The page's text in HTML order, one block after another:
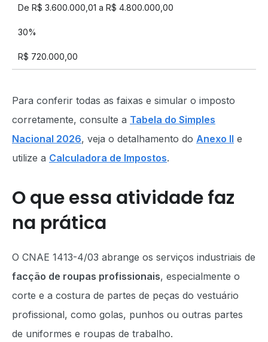
De R$ 3.600.000,01 a R$ 4.800.000,00
30%
R$ 720.000,00
Para conferir todas as faixas e simular o imposto
corretamente, consulte a Tabela do Simples
Nacional 2026, veja o detalhamento do Anexo II e
utilize a Calculadora de Impostos.
O que essa atividade faz
na prática
O CNAE 1413-4/03 abrange os serviços industriais de
facção de roupas profissionais, especialmente o
corte e a costura de partes de peças do vestuário
profissional, como golas, punhos ou outras partes
de uniformes e roupas de trabalho.